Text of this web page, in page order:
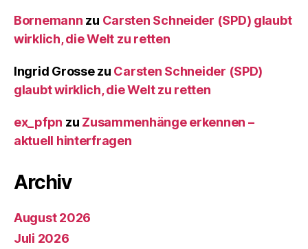
Bornemann zu Carsten Schneider (SPD) glaubt
wirklich, die Welt zu retten
Ingrid Grossezu Carsten Schneider (SPD)
glaubt wirklich, die Welt zu retten
ex_pfpn zu Zusammenhänge erkennen –
aktuell hinterfragen
Archiv
August 2026
Juli 2026